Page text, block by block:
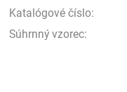
Katalógové číslo:
Súhrnný vzorec: